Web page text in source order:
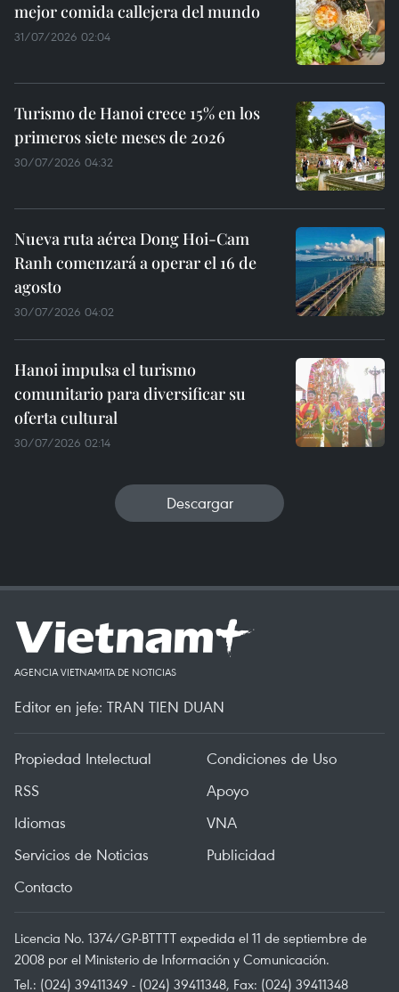
mejor comida callejera del mundo
31/07/2026 02:04
Turismo de Hanoi crece 15% en los
primeros siete meses de 2026
30/07/2026 04:32
Nueva ruta aérea Dong Hoi-Cam
Ranh comenzará a operar el 16 de
agosto
30/07/2026 04:02
Hanoi impulsa el turismo
comunitario para diversificar su
oferta cultural
30/07/2026 02:14
Descargar
AGENCIA VIETNAMITA DE NOTICIAS
Editor en jefe: TRAN TIEN DUAN
Propiedad Intelectual
Condiciones de Uso
RSS
Apoyo
Idiomas
VNA
Servicios de Noticias
Publicidad
Contacto
Licencia No. 1374/GP-BTTTT expedida el 11 de septiembre de
2008 por el Ministerio de Información y Comunicación.
Tel.: (024) 39411349 - (024) 39411348, Fax: (024) 39411348